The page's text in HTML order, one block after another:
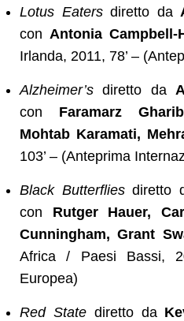
Lotus Eatersdiretto da
con Antonia Campbell-
Irlanda, 2011, 78’ –
Alzheimer’s diretto da
con Faramarz
Mohtab Karamati,
103’ – (Anteprima
Black Butterfliesdiretto
con Rutger Hauer,
Cunningham, Grant
Africa / Paesi Bassi,
Europea)
Red Statediretto da